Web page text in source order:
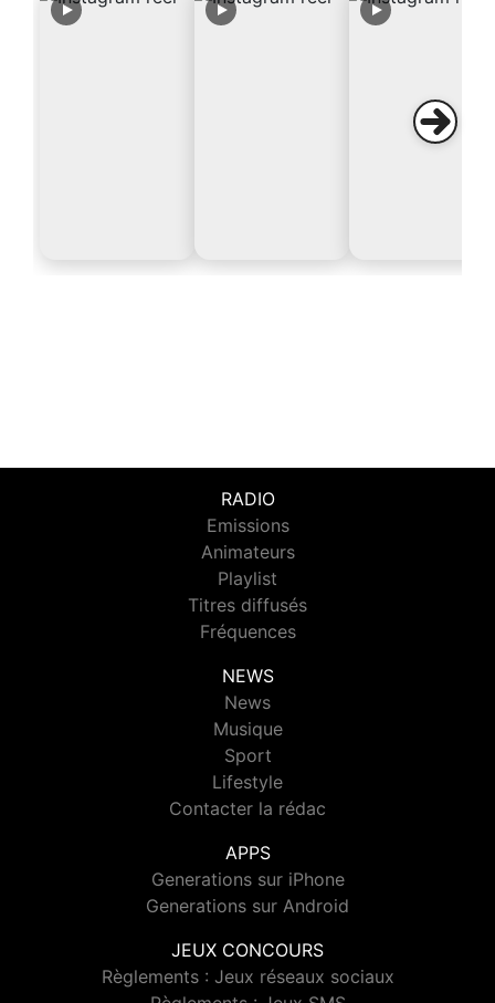
RADIO
Emissions
Animateurs
Playlist
Titres diffusés
Fréquences
NEWS
News
Musique
Sport
Lifestyle
Contacter la rédac
APPS
Generations sur iPhone
Generations sur Android
JEUX CONCOURS
Règlements : Jeux réseaux sociaux